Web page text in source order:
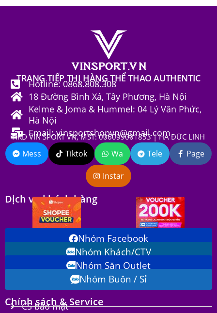
TRANG TIẾP THỊ HÀNG THỂ THAO AUTHENTIC
Hotline: 0868.808.308
18 Đường Bình Xá, Tây Phương, Hà Nội
Kelme & Joma & Hummel: 04 Lý Văn Phức,
Hà Nội
Email: vinsportshopvn@gmail.com
HKD VIN SPORT VN, MST: 006099001853 | HÀ ĐỨC LINH
Mess Tiktok Wa Tele Page
Instar
Dịch vụ khách hàng
Nhóm Facebook
Nhóm Khách/CTV
Nhóm Săn Outlet
Nhóm Buôn / Sỉ
Chính sách & Service
CS bảo mật